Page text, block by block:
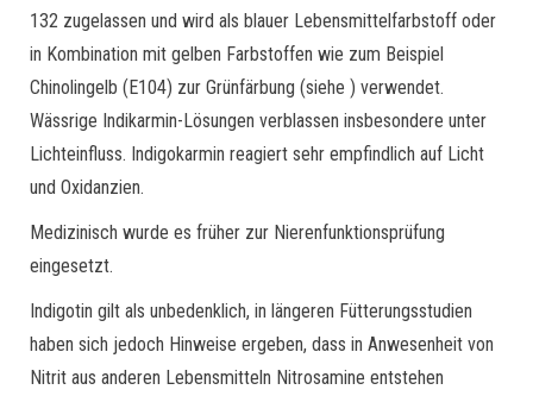
132 zugelassen und wird als blauer Lebensmittelfarbstoff oder
in Kombination mit gelben Farbstoffen wie zum Beispiel
Chinolingelb (E­104) zur Grünfärbung (siehe ) verwendet.
Wässrige Indikarmin-Lösungen verblassen insbesondere unter
Lichteinfluss. Indigokarmin reagiert sehr empfindlich auf Licht
und Oxidanzien.
Medizinisch wurde es früher zur Nierenfunktionsprüfung
eingesetzt.
Indigotin gilt als unbedenklich, in längeren Fütterungsstudien
haben sich jedoch Hinweise ergeben, dass in Anwesenheit von
Nitrit aus anderen Lebensmitteln Nitrosamine entstehen